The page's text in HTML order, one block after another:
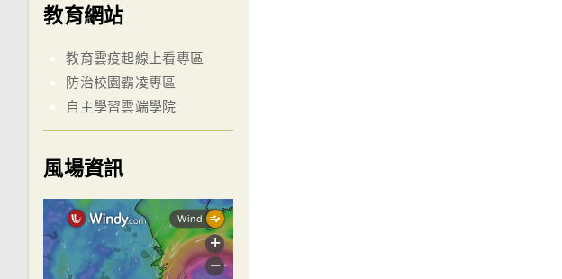
教育網站
教育雲疫起線上看專區
防治校園霸凌專區
自主學習雲端學院
風場資訊